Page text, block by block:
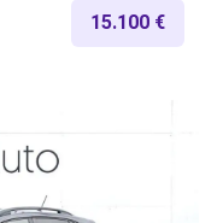
15.100 €